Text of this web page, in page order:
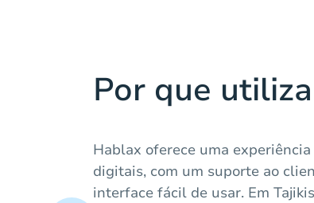
Por que
Hablax oferece uma
digitais, com um suporte ao
interface fácil de usar. Em